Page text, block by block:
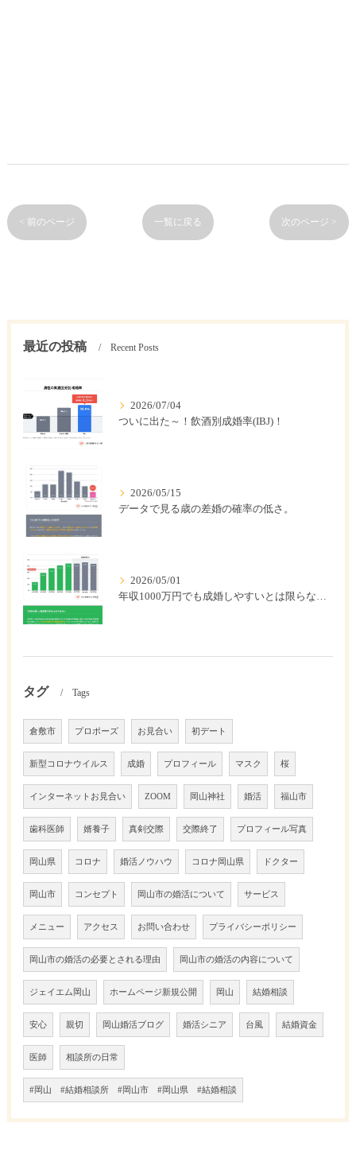
< 前のページ 一覧に戻る 次のページ >
最近の投稿 Recent Posts
2026/07/04
ついに出た～！飲酒別成婚率(IBJ)！
2026/05/15
データで見る歳の差婚の確率の低さ。
2026/05/01
年収1000万円でも成婚しやすいとは限らない? 「年収帯別の成婚率」のリアル
タグ Tags
倉敷市 プロポーズ お見合い 初デート
新型コロナウイルス 成婚 プロフィール マスク 桜
インターネットお見合い ZOOM 岡山神社 婚活 福山市
歯科医師 婿養子 真剣交際 交際終了 プロフィール写真
岡山県 コロナ 婚活ノウハウ コロナ岡山県 ドクター
岡山市 コンセプト 岡山市の婚活について サービス
メニュー アクセス お問い合わせ プライバシーポリシー
岡山市の婚活の必要とされる理由 岡山市の婚活の内容について
ジェイエム岡山 ホームページ新規公開 岡山 結婚相談
安心 親切 岡山婚活ブログ 婚活シニア 台風 結婚資金
医師 相談所の日常
#岡山 #結婚相談所 #岡山市 #岡山県 #結婚相談